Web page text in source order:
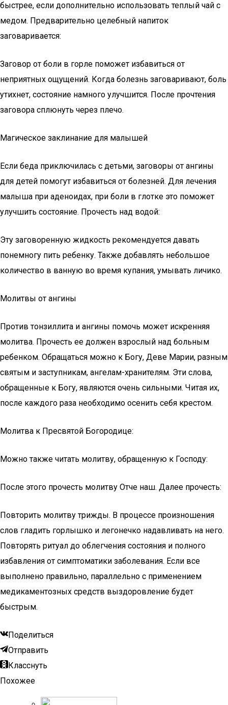
быстрее, если дополнительно использовать теплый чай с
медом. Предварительно целебный напиток
заговаривается:
Заговор от боли в горле поможет избавиться от
неприятных ощущений. Когда болезнь заговаривают, боль
утихнет, состояние намного улучшится. После прочтения
заговора сплюнуть через плечо.
Магическое заклинание для малышей
Если беда приключилась с детьми, заговоры от ангины
для детей помогут избавиться от болезней. Для лечения
малыша при аденоидах, при боли в глотке это поможет
улучшить состояние. Прочесть над водой:
Эту заговоренную жидкость рекомендуется давать
понемногу пить ребенку. Также добавлять небольшое
количество в ванную во время купания, умывать личико.
Молитвы от ангины
Против тонзиллита и ангины помочь может искренняя
молитва. Прочесть ее должен взрослый над больным
ребенком. Обращаться можно к Богу, Деве Марии, разным
святым и заступникам, ангелам-хранителям. Эти слова,
обращенные к Богу, являются очень сильными. Читая их,
после каждого раза необходимо осенить себя крестом.
Молитва к Пресвятой Богородице:
Можно также читать молитву, обращенную к Господу:
После этого прочесть молитву Отче наш. Далее прочесть:
Повторить молитву трижды. В процессе произношения
слов гладить горлышко и легонечко надавливать на него.
Повторять ритуал до облегчения состояния и полного
избавления от симптоматики заболевания. Если все
выполнено правильно, параллельно с применением
медикаментозных средств выздоровление будет
быстрым.
Поделиться
Отправить
Класснуть
Похожее